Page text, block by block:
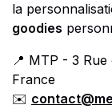
la
goodies
📍 MTP - 3 Rue
France
✉️